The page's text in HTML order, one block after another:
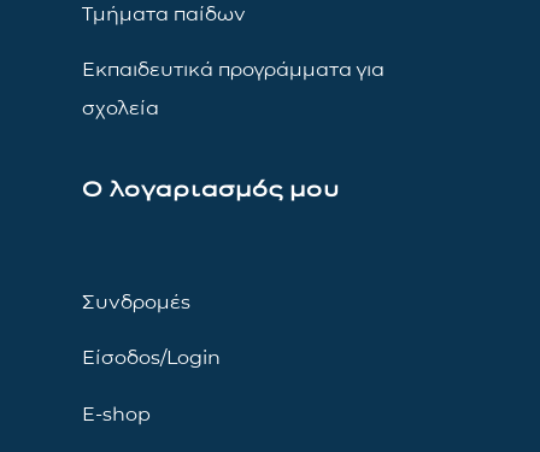
Τμήματα παίδων
Εκπαιδευτικά προγράμματα για
σχολεία
Ο λογαριασμός μου
Συνδρομές
Είσοδος/Login
E-shop